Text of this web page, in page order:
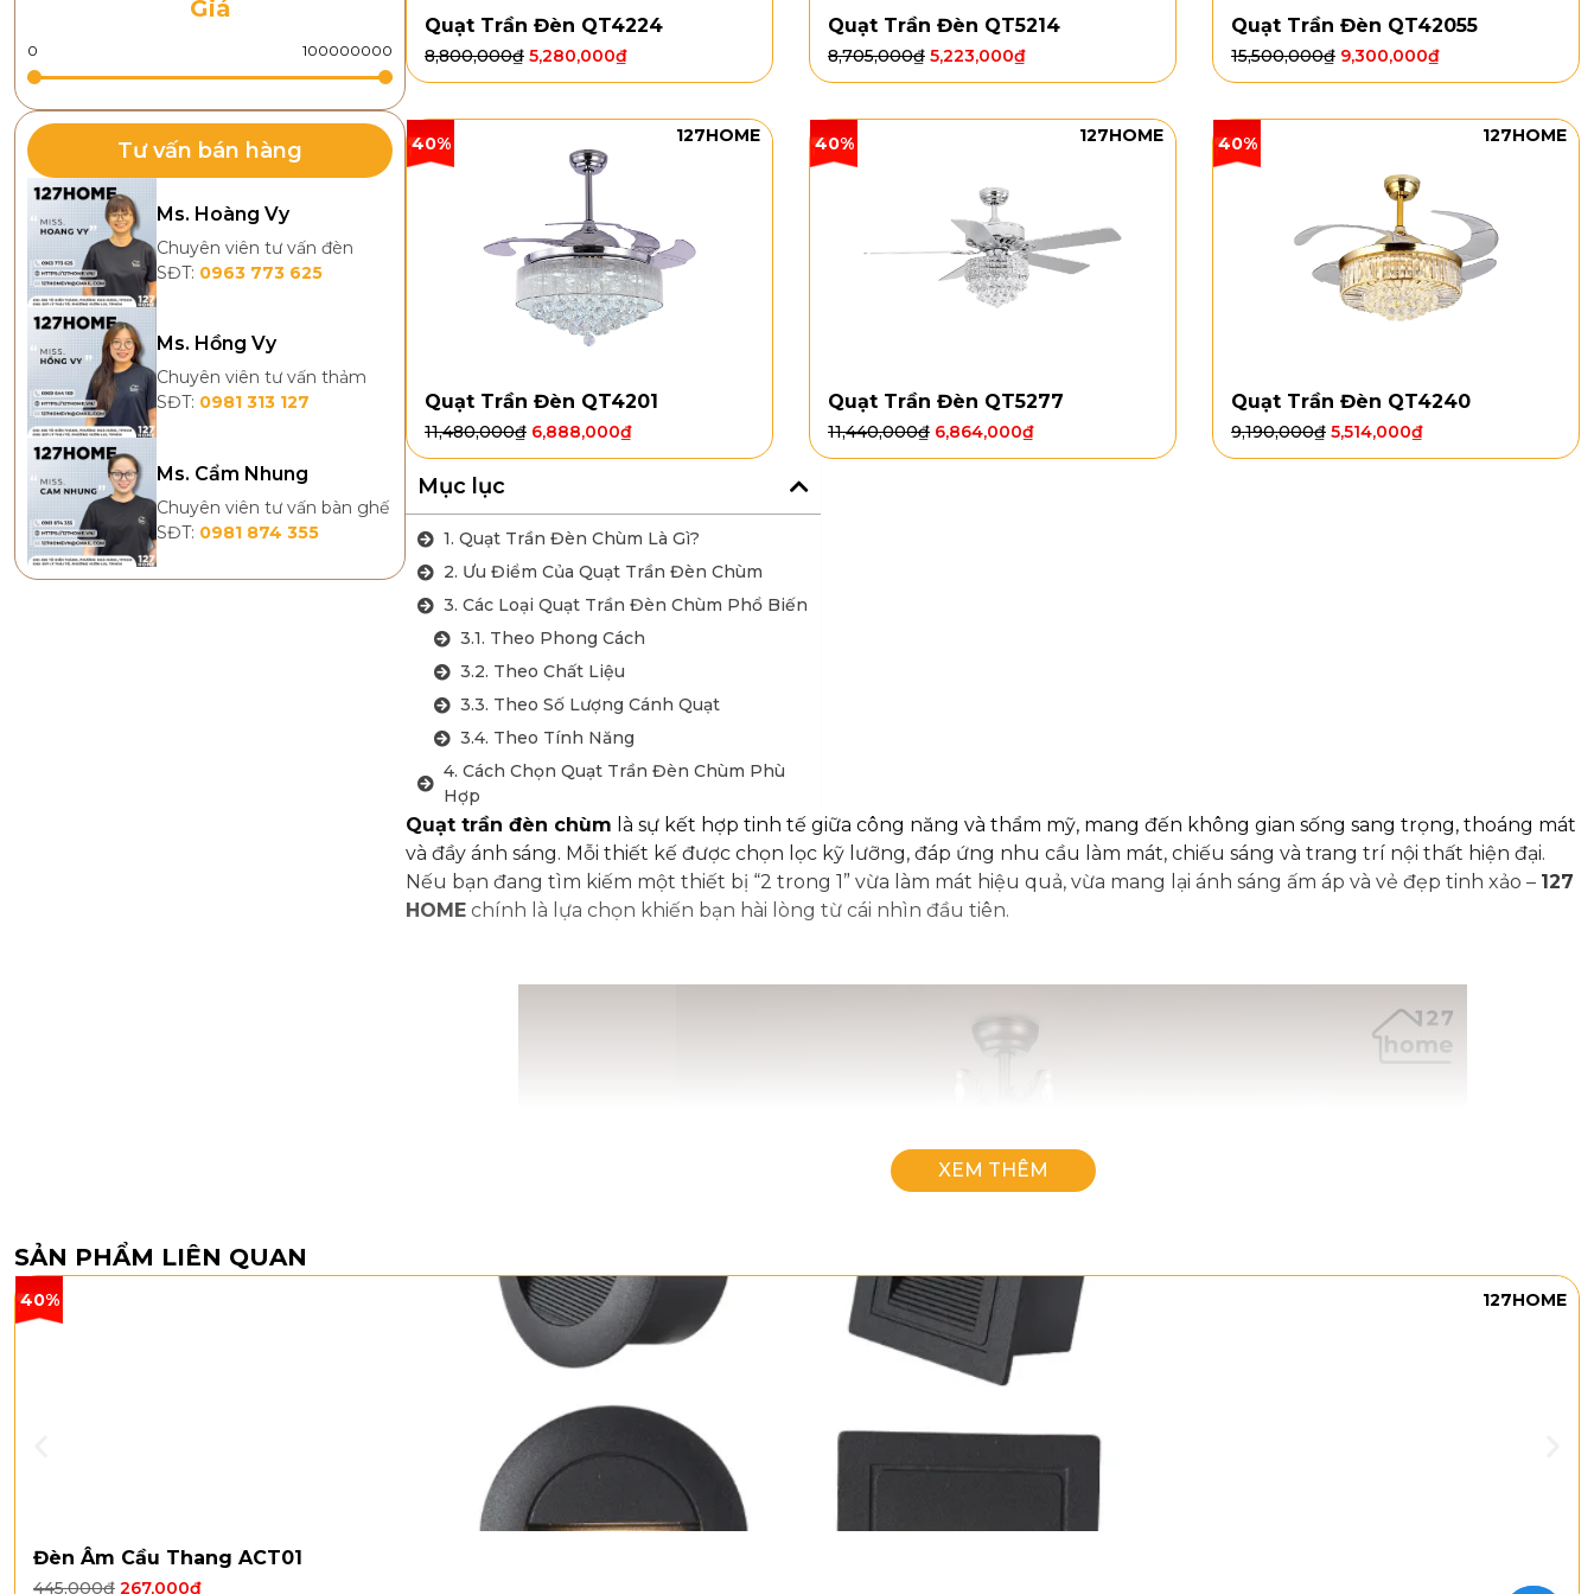
Giá
Tư vấn bán hàng
Ms. Hoàng Vy
Chuyên viên tư vấn đèn
SĐT: 0963 773 625
Ms. Hồng Vy
Chuyên viên tư vấn thảm
SĐT: 0981 313 127
Ms. Cẩm Nhung
Chuyên viên tư vấn bàn ghế
SĐT: 0981 874 355
Quạt Trần Đèn QT4224
8,800,000₫ 5,280,000₫
Quạt Trần Đèn QT5214
8,705,000₫ 5,223,000₫
Quạt Trần Đèn QT42055
15,500,000₫ 9,300,000₫
40% 127HOME
Quạt Trần Đèn QT4201
11,480,000₫ 6,888,000₫
40% 127HOME
Quạt Trần Đèn QT5277
11,440,000₫ 6,864,000₫
40% 127HOME
Quạt Trần Đèn QT4240
9,190,000₫ 5,514,000₫
Mục lục
1. Quạt Trần Đèn Chùm Là Gì?
2. Ưu Điểm Của Quạt Trần Đèn Chùm
3. Các Loại Quạt Trần Đèn Chùm Phổ Biến
3.1. Theo Phong Cách
3.2. Theo Chất Liệu
3.3. Theo Số Lượng Cánh Quạt
3.4. Theo Tính Năng
4. Cách Chọn Quạt Trần Đèn Chùm Phù
Hợp
5. Hướng Dẫn Lắp Đặt Quạt Trần Đèn
Chùm
6. Bảng Giá Quạt Trần Đèn Chùm Mới
Nhất 2025
Quạt trần đèn chùm là sự kết hợp tinh tế giữa công năng và thẩm mỹ, mang đến không gian sống sang trọng, thoáng mát
và đầy ánh sáng. Mỗi thiết kế được chọn lọc kỹ lưỡng, đáp ứng nhu cầu làm mát, chiếu sáng và trang trí nội thất hiện đại.
Nếu bạn đang tìm kiếm một thiết bị “2 trong 1” vừa làm mát hiệu quả, vừa mang lại ánh sáng ấm áp và vẻ đẹp tinh xảo – 127
HOME chính là lựa chọn khiến bạn hài lòng từ cái nhìn đầu tiên.
SẢN PHẨM LIÊN QUAN
40% 127HOME
Đèn Âm Cầu Thang ACT01
445,000₫ 267,000₫